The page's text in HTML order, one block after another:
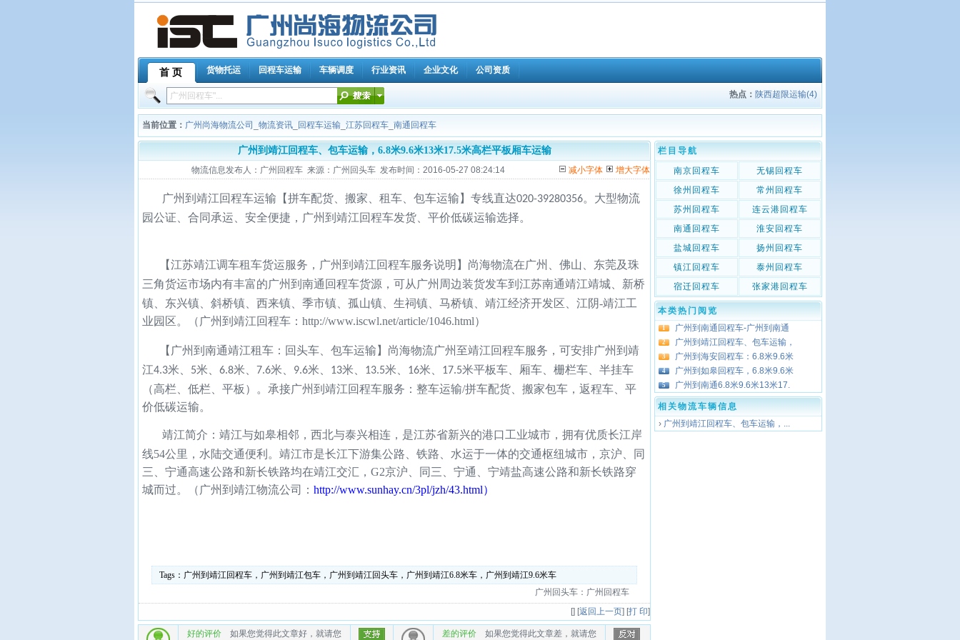
首 页 货物托运 回程车运输 车辆调度 行业资讯 企业文化 公司资质
热点： 陕西超限运输(4)
当前位置： 广州尚海物流公司 物流资讯 回程车运输 江苏回程车 南通回程车
广州到靖江回程车、包车运输，6.8米9.6米13米17.5米高栏平板厢车运输
减小字体 增大字体
物流信息发布人：广州回程车 来源：广州回头车 发布时间：2016-05-27 08:24:14
广州到 靖江回程车运输【拼车配货、搬家、租车、包车运输】专线直达020-39280356。大型物流
园公证、合同承运、安全便捷，广州到 靖江回程车发货、平价低碳运输选择。
【江苏靖江调车租车货运服务，广州到 靖江回程车服务说明】尚海物流在广州 、佛山、东莞及珠
三角货运市场内有丰富的广州到 南通 回程车货源，可从广州周边装货发车到 江苏南通靖江靖城、新桥
镇、东兴镇、斜桥镇、西来镇、季市镇、孤山镇、生祠镇、马桥镇、靖江经济开发区、江阴-靖江工
业园区。（广州到 靖江回程车： http://www.iscwl.net/article/1046.html ）
【广州到 南通靖江租车：回头车、包车运输】尚海物流广州至靖江回程车服务，可安排广州到 靖
江4.3米、 5米、 6.8米、 7.6米、 9.6米、 13米、 13.5米、 16米、 17.5米平板车、厢车、栅栏车、半挂车
（高栏、低栏、平板）。承接广州到 靖江回程车服务：整车运输/拼车配货、搬家包车，返程车、平
价低碳运输。
靖江简介： 靖江与如皋相邻，西北与泰兴相连，是江苏省新兴的港口工业城市，拥有优质长江岸
线54公里，水陆交通便利。靖江市是长江下游集公路、铁路、水运于一体的交通枢纽城市，京沪、同
三、宁通高速公路和新长铁路均在靖江交汇，G2京沪、同三、宁通、宁靖盐高速公路和新长铁路穿
城而过。
（广州到 靖江物流公司 ： http://www.sunhay.cn/3pl/jzh/43.html ）
Tags： 广州到靖江回程车，广州到靖江包车，广州到靖江回头车，广州到靖江6.8米车，广州到靖江9.6米车
广州回头车：广州回程车
[] [返回上一页] [打 印]
好的评价 如果您觉得此文章好，就请您 差的评价 如果您觉得此文章差，就请您
栏目导航
南京回程车
无锡回程车
徐州回程车
常州回程车
苏州回程车
连云港回程车
南通回程车
淮安回程车
盐城回程车
扬州回程车
镇江回程车
泰州回程车
宿迁回程车
张家港回程车
本类热门阅览
1 广州到南通回程车-广州到南通
2 广州到靖江回程车、包车运输，
3 广州到海安回程车：6.8米9.6米
4 广州到如皋回程车，6.8米9.6米
5 广州到南通6.8米9.6米13米17.
相关物流车辆信息
› 广州到靖江回程车、包车运输，...